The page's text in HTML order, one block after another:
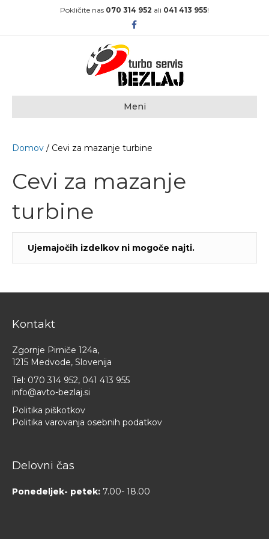
Pokličite nas 070 314 952 ali 041 413 955!
c
e
b
o
o
k
Meni
Domov / Cevi za mazanje turbine
Cevi za mazanje
turbine
Ujemajočih izdelkov ni mogoče najti.
Kontakt
Zgornje Pirniče 124a,
1215 Medvode, Slovenija
Tel: 070 314 952, 041 413 955
info@avto-bezlaj.si
Politika piškotkov
Politika varovanja osebnih podatkov
Delovni čas
Ponedeljek- petek: 7.00- 18.00